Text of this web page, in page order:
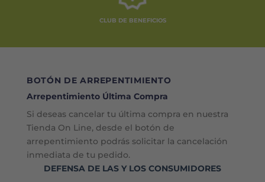
CLUB DE BENEFICIOS
BOTÓN DE ARREPENTIMIENTO
Arrepentimiento Última Compra
Si deseas cancelar tu última compra en nuestra
Tienda On Line, desde el botón de
arrepentimiento podrás solicitar la cancelación
inmediata de tu pedido.
DEFENSA DE LAS Y LOS CONSUMIDORES